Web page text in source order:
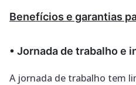
Benefícios e garantias
• Jornada de trabalho e
A jornada de trabalho tem